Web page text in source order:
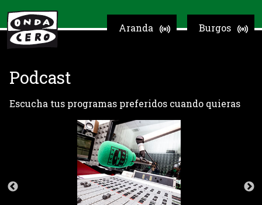
Burgos
Aranda
Podcast
Escucha tus programas preferidos cuando quieras